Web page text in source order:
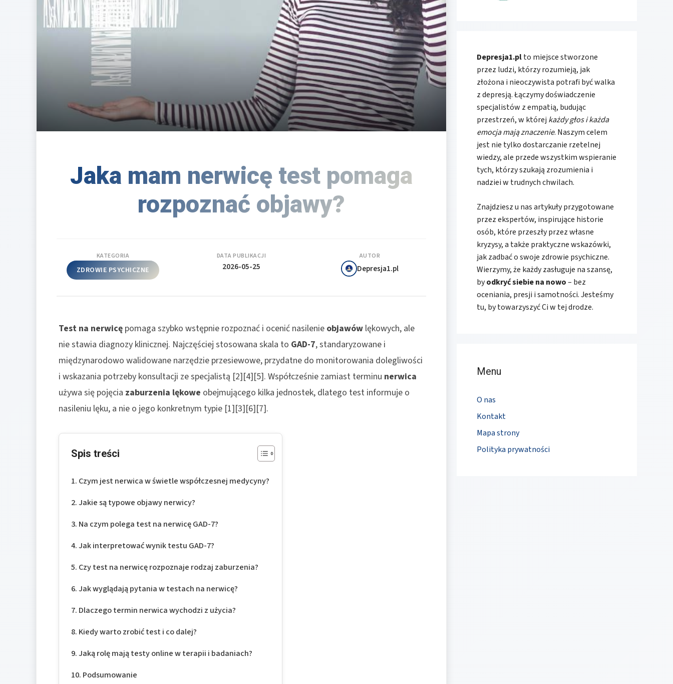
Jaka mam nerwicę test pomaga
rozpoznać objawy?
KATEGORIA
ZDROWIE PSYCHICZNE
DATA PUBLIKACJI
2026-05-25
AUTOR
Depresja1.pl
Test na nerwicę pomaga szybko wstępnie rozpoznać i ocenić nasilenie objawów lękowych, ale
nie stawia diagnozy klinicznej. Najczęściej stosowana skala to GAD-7, standaryzowane i
międzynarodowo walidowane narzędzie przesiewowe, przydatne do monitorowania dolegliwości
i wskazania potrzeby konsultacji ze specjalistą [2][4][5]. Współcześnie zamiast terminu nerwica
używa się pojęcia zaburzenia lękowe obejmującego kilka jednostek, dlatego test informuje o
nasileniu lęku, a nie o jego konkretnym typie [1][3][6][7].
Spis treści
Czym jest nerwica w świetle współczesnej medycyny?
Jakie są typowe objawy nerwicy?
Na czym polega test na nerwicę GAD-7?
Jak interpretować wynik testu GAD-7?
Czy test na nerwicę rozpoznaje rodzaj zaburzenia?
Jak wyglądają pytania w testach na nerwicę?
Dlaczego termin nerwica wychodzi z użycia?
Kiedy warto zrobić test i co dalej?
Jaką rolę mają testy online w terapii i badaniach?
Podsumowanie
Depresja1.plto miejsce stworzone
przez ludzi, którzy rozumieją, jak
złożona i nieoczywista potrafi być walka
z depresją. Łączymy doświadczenie
specjalistów z empatią, budując
przestrzeń, w której każdy głos i każda
emocja mają znaczenie. Naszym celem
jest nie tylko dostarczanie rzetelnej
wiedzy, ale przede wszystkim wspieranie
tych, którzy szukają zrozumienia i
nadziei w trudnych chwilach.
Znajdziesz u nas artykuły przygotowane
przez ekspertów, inspirujące historie
osób, które przeszły przez własne
kryzysy, a także praktyczne wskazówki,
jak zadbać o swoje zdrowie psychiczne.
Wierzymy, że każdy zasługuje na szansę,
byodkryć siebie na nowo– bez
oceniania, presji i samotności. Jesteśmy
tu, by towarzyszyć Ci w tej drodze.
Menu
O nas
Kontakt
Mapa strony
Polityka prywatności